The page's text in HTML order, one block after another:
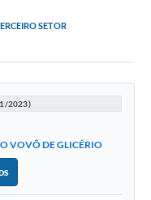
SETOR
2023)
VOVÔ DE GLICÉRIO